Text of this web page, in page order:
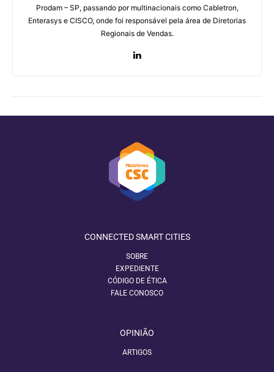
Prodam – SP, passando por multinacionais como Cabletron,
Enterasys e CISCO, onde foi responsável pela área de Diretorias
Regionais de Vendas.
CONNECTED SMART CITIES
SOBRE
EXPEDIENTE
CÓDIGO DE ÉTICA
FALE CONOSCO
OPINIÃO
ARTIGOS